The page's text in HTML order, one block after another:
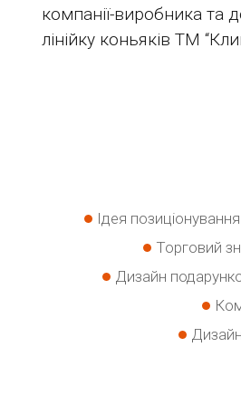
компанії-виробника та
лінійку коньяків ТМ
Ідея
Торговий
Дизайн